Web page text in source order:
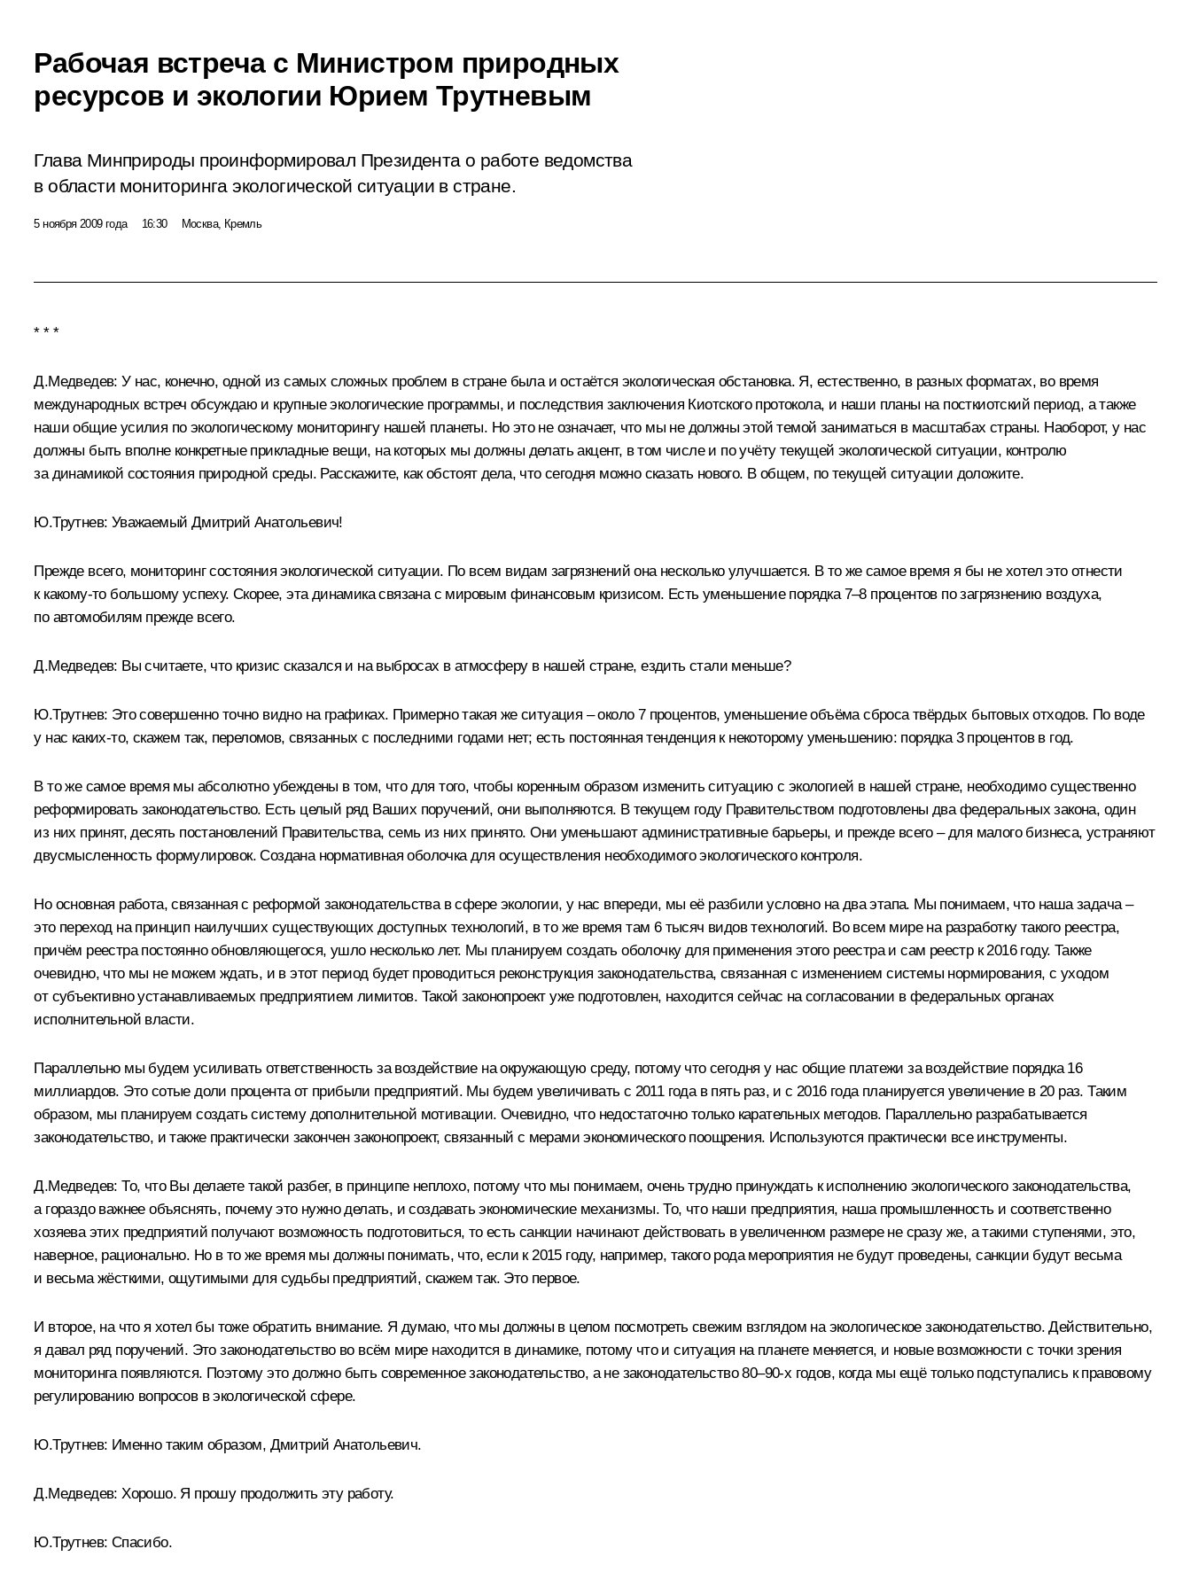
Рабочая встреча с Министром природных
ресурсов и экологии Юрием Трутневым
Глава Минприроды проинформировал Президента о работе ведомства
в области мониторинга экологической ситуации в стране.
5 ноября 2009 года 16:30 Москва, Кремль
* * *
Д.Медведев: У нас, конечно, одной из самых сложных проблем в стране была и остаётся экологическая обстановка. Я, естественно, в разных форматах, во время
международных встреч обсуждаю и крупные экологические программы, и последствия заключения Киотского протокола, и наши планы на посткиотский период, а также
наши общие усилия по экологическому мониторингу нашей планеты. Но это не означает, что мы не должны этой темой заниматься в масштабах страны. Наоборот, у нас
должны быть вполне конкретные прикладные вещи, на которых мы должны делать акцент, в том числе и по учёту текущей экологической ситуации, контролю
за динамикой состояния природной среды. Расскажите, как обстоят дела, что сегодня можно сказать нового. В общем, по текущей ситуации доложите.
Ю.Трутнев: Уважаемый Дмитрий Анатольевич!
Прежде всего, мониторинг состояния экологической ситуации. По всем видам загрязнений она несколько улучшается. В то же самое время я бы не хотел это отнести
к какому‑то большому успеху. Скорее, эта динамика связана с мировым финансовым кризисом. Есть уменьшение порядка 7–8 процентов по загрязнению воздуха,
по автомобилям прежде всего.
Д.Медведев: Вы считаете, что кризис сказался и на выбросах в атмосферу в нашей стране, ездить стали меньше?
Ю.Трутнев: Это совершенно точно видно на графиках. Примерно такая же ситуация – около 7 процентов, уменьшение объёма сброса твёрдых бытовых отходов. По воде
у нас каких‑то, скажем так, переломов, связанных с последними годами нет; есть постоянная тенденция к некоторому уменьшению: порядка 3 процентов в год.
В то же самое время мы абсолютно убеждены в том, что для того, чтобы коренным образом изменить ситуацию с экологией в нашей стране, необходимо существенно
реформировать законодательство. Есть целый ряд Ваших поручений, они выполняются. В текущем году Правительством подготовлены два федеральных закона, один
из них принят, десять постановлений Правительства, семь из них принято. Они уменьшают административные барьеры, и прежде всего – для малого бизнеса, устраняют
двусмысленность формулировок. Создана нормативная оболочка для осуществления необходимого экологического контроля.
Но основная работа, связанная с реформой законодательства в сфере экологии, у нас впереди, мы её разбили условно на два этапа. Мы понимаем, что наша задача –
это переход на принцип наилучших существующих доступных технологий, в то же время там 6 тысяч видов технологий. Во всем мире на разработку такого реестра,
причём реестра постоянно обновляющегося, ушло несколько лет. Мы планируем создать оболочку для применения этого реестра и сам реестр к 2016 году. Также
очевидно, что мы не можем ждать, и в этот период будет проводиться реконструкция законодательства, связанная с изменением системы нормирования, с уходом
от субъективно устанавливаемых предприятием лимитов. Такой законопроект уже подготовлен, находится сейчас на согласовании в федеральных органах
исполнительной власти.
Параллельно мы будем усиливать ответственность за воздействие на окружающую среду, потому что сегодня у нас общие платежи за воздействие порядка 16
миллиардов. Это сотые доли процента от прибыли предприятий. Мы будем увеличивать с 2011 года в пять раз, и с 2016 года планируется увеличение в 20 раз. Таким
образом, мы планируем создать систему дополнительной мотивации. Очевидно, что недостаточно только карательных методов. Параллельно разрабатывается
законодательство, и также практически закончен законопроект, связанный с мерами экономического поощрения. Используются практически все инструменты.
Д.Медведев: То, что Вы делаете такой разбег, в принципе неплохо, потому что мы понимаем, очень трудно принуждать к исполнению экологического законодательства,
а гораздо важнее объяснять, почему это нужно делать, и создавать экономические механизмы. То, что наши предприятия, наша промышленность и соответственно
хозяева этих предприятий получают возможность подготовиться, то есть санкции начинают действовать в увеличенном размере не сразу же, а такими ступенями, это,
наверное, рационально. Но в то же время мы должны понимать, что, если к 2015 году, например, такого рода мероприятия не будут проведены, санкции будут весьма
и весьма жёсткими, ощутимыми для судьбы предприятий, скажем так. Это первое.
И второе, на что я хотел бы тоже обратить внимание. Я думаю, что мы должны в целом посмотреть свежим взглядом на экологическое законодательство. Действительно,
я давал ряд поручений. Это законодательство во всём мире находится в динамике, потому что и ситуация на планете меняется, и новые возможности с точки зрения
мониторинга появляются. Поэтому это должно быть современное законодательство, а не законодательство 80–90-х годов, когда мы ещё только подступались к правовому
регулированию вопросов в экологической сфере.
Ю.Трутнев: Именно таким образом, Дмитрий Анатольевич.
Д.Медведев: Хорошо. Я прошу продолжить эту работу.
Ю.Трутнев: Спасибо.